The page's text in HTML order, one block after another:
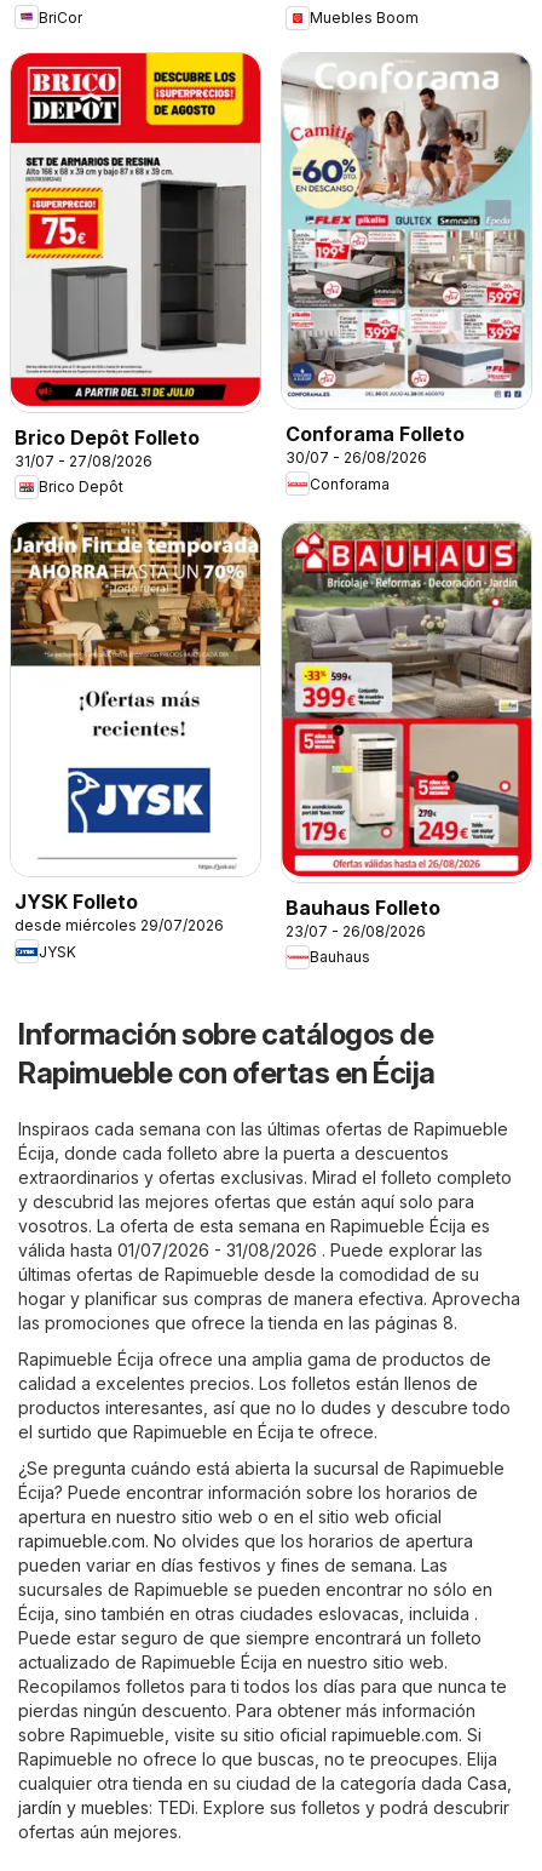
BriCor
Muebles Boom
Brico Depôt Folleto
31/07 - 27/08/2026
Brico Depôt
Conforama Folleto
30/07 - 26/08/2026
Conforama
JYSK Folleto
desde miércoles 29/07/2026
JYSK
Bauhaus Folleto
23/07 - 26/08/2026
Bauhaus
Información sobre catálogos de
Rapimueble con ofertas en Écija
Inspiraos cada semana con las últimas ofertas de Rapimueble
Écija, donde cada folleto abre la puerta a descuentos
extraordinarios y ofertas exclusivas. Mirad el folleto completo
y descubrid las mejores ofertas que están aquí solo para
vosotros. La oferta de esta semana en Rapimueble Écija es
válida hasta 01/07/2026 - 31/08/2026 . Puede explorar las
últimas ofertas de Rapimueble desde la comodidad de su
hogar y planificar sus compras de manera efectiva. Aprovecha
las promociones que ofrece la tienda en las páginas 8.
Rapimueble Écija ofrece una amplia gama de productos de
calidad a excelentes precios. Los folletos están llenos de
productos interesantes, así que no lo dudes y descubre todo
el surtido que Rapimueble en Écija te ofrece.
¿Se pregunta cuándo está abierta la sucursal de Rapimueble
Écija? Puede encontrar información sobre los horarios de
apertura en nuestro sitio web o en el sitio web oficial
rapimueble.com. No olvides que los horarios de apertura
pueden variar en días festivos y fines de semana. Las
sucursales de Rapimueble se pueden encontrar no sólo en
Écija, sino también en otras ciudades eslovacas, incluida .
Puede estar seguro de que siempre encontrará un folleto
actualizado de Rapimueble Écija en nuestro sitio web.
Recopilamos folletos para ti todos los días para que nunca te
pierdas ningún descuento. Para obtener más información
sobre Rapimueble, visite su sitio oficial rapimueble.com. Si
Rapimueble no ofrece lo que buscas, no te preocupes. Elija
cualquier otra tienda en su ciudad de la categoría dada Casa,
jardín y muebles: TEDi. Explore sus folletos y podrá descubrir
ofertas aún mejores.